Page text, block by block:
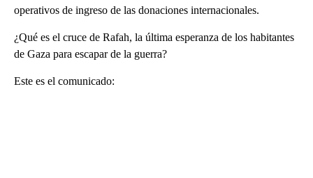
operativos de ingreso de las donaciones internacionales.
¿Qué es el cruce de Rafah, la última esperanza de los habitantes
de Gaza para escapar de la guerra?
Este es el comunicado: